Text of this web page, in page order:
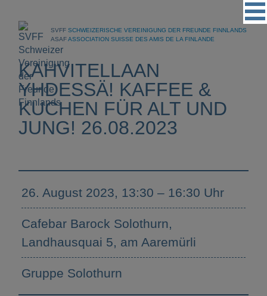
KAHVITELLAAN
YHDESSÄ! KAFFEE &
KUCHEN FÜR ALT UND
JUNG! 26.08.2023
SVFF SCHWEIZERISCHE VEREINIGUNG DER FREUNDE FINNLANDS
ASAFASSOCIATION SUISSE DES AMIS DE LA FINLANDE
Regionalgruppen
Events
Kultur
Partner
Magazin
26. August 2023, 13:30 – 16:30 Uhr
Cafebar Barock Solothurn,
Landhausquai 5, am Aaremürli
Gruppe Solothurn